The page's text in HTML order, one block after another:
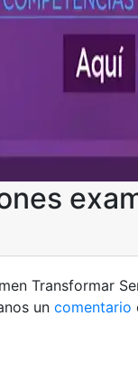
Transformar
un comentario